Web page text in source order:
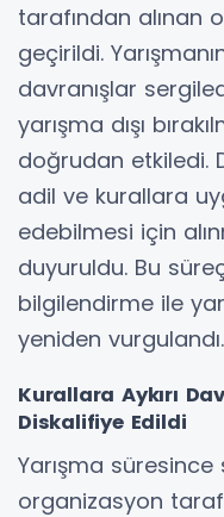
tarafından alınan
geçirildi.
davranışlar
yarışma dışı
doğrudan etkiledi.
adil ve kurallara
edebilmesi için
duyuruldu. Bu
bilgilendirme ile
yeniden vurgulandı.
Kurallara Aykırı
Diskalifiye Edildi
Yarışma
organizasyon